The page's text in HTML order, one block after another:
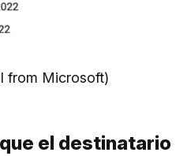
from Microsoft)
el destinatario